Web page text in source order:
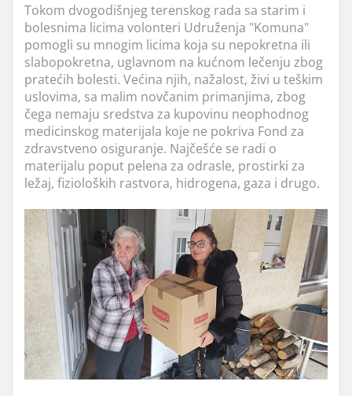
Tokom dvogodišnjeg terenskog rada sa starim i
bolesnima licima volonteri Udruženja "Komuna"
pomogli su mnogim licima koja su nepokretna ili
slabopokretna, uglavnom na kućnom lečenju zbog
pratećih bolesti. Većina njih, nažalost, živi u teškim
uslovima, sa malim novčanim primanjima, zbog
čega nemaju sredstva za kupovinu neophodnog
medicinskog materijala koje ne pokriva Fond za
zdravstveno osiguranje. Najčešće se radi o
materijalu poput pelena za odrasle, prostirki za
ležaj, fizioloških rastvora, hidrogena, gaza i drugo.